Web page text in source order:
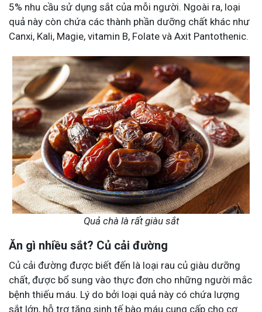
5% nhu cầu sử dụng sắt của mỗi người. Ngoài ra, loại
quả này còn chứa các thành phần dưỡng chất khác như
Canxi, Kali, Magie, vitamin B, Folate và Axit Pantothenic.
Quả chà là rất giàu sắt
Ăn gì nhiều sắt? Củ cải đường
Củ cải đường được biết đến là loại rau củ giàu dưỡng
chất, được bổ sung vào thực đơn cho những người mắc
bệnh thiếu máu. Lý do bởi loại quả này có chứa lượng
sắt lớn, hỗ trợ tăng sinh tế bào máu cung cấp cho cơ